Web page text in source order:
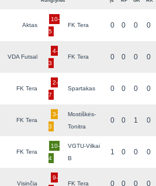
Aktas
10-
5
FK Tera 0 0 0 0
VDA Futsal
4-
3
FK Tera 0 0 0 0
FK Tera
2-
7
Spartakas 0 0 0 0
FK Tera
3-
3
Mostiškės-
Tonitra
0 0 1 0
FK Tera
10-
4
VGTU-Vilkai
B
1 0 0 0
Visinčia
9-
FK Tera 0 0 0 0